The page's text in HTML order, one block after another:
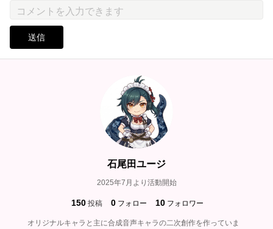
送信
石尾田ユージ
2025年7月より活動開始
150 投稿 0 フォロー 10 フォロワー
オリジナルキャラと主に合成音声キャラの二次創作を作っていま